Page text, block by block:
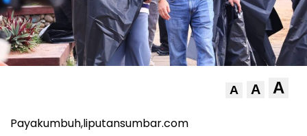
A A A
Payakumbuh,liputansumbar.com